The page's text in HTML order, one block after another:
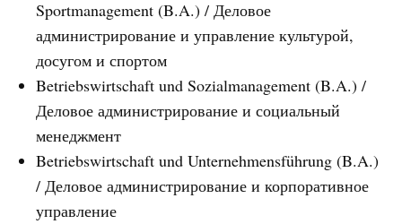
Sportmanagement (B.A.) / Деловое
администрирование и управление культурой,
досугом и спортом
Betriebswirtschaft und Sozialmanagement (B.A.) /
Деловое администрирование и социальный
менеджмент
Betriebswirtschaft und Unternehmensführung (B.A.)
/ Деловое администрирование и корпоративное
управление